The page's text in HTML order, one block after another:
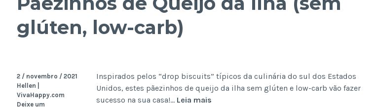
glúten, low-carb)
Inspirados pelos “drop biscuits” típicos da culinária do sul dos Estados
Unidos, estes pãezinhos de queijo da ilha sem glúten e low-carb vão fazer
sucesso na sua casa!… Leia mais
2 / novembro / 2021
Hellen |
VivaHappy.com
Deixe um